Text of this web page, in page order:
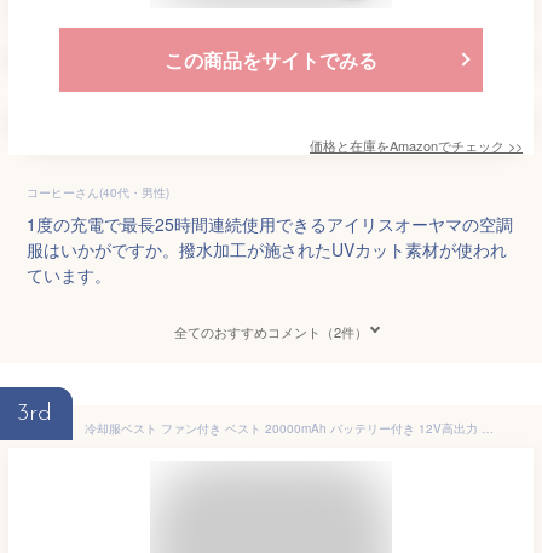
この商品をサイトでみる
価格と在庫をAmazonでチェック >>
コーヒーさん(40代・男性)
1度の充電で最長25時間連続使用できるアイリスオーヤマの空調
服はいかがですか。撥水加工が施されたUVカット素材が使われ
ています。
全てのおすすめコメント（2件）
3rd
冷却服ベスト ファン付き ベスト 20000mAh バッテリー付き 12V高出力 日本製ブラシレスモーター M～5L 仕事服 作業着 ファン付きベスト ファンべスト エアコン服 ファンベストフルセット 作業服 ワークウェア 大風量 薄型 夏 熱中症対策 UVカット 男女兼用 父の日 ギフト